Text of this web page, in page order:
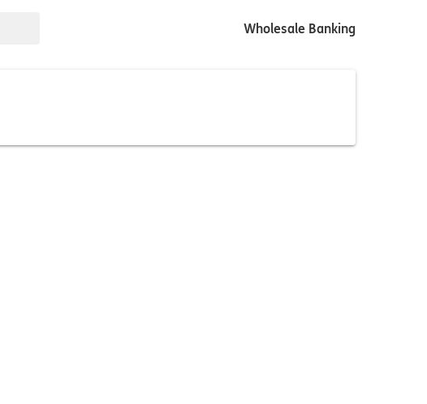
Wholesale Banking